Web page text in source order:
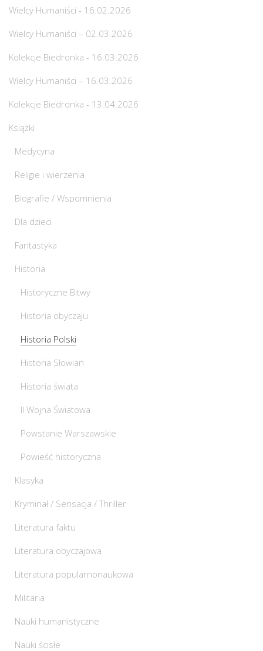
Wielcy Humaniści - 16.02.2026
Wielcy Humaniści – 02.03.2026
Kolekcje Biedronka - 16.03.2026
Wielcy Humaniści – 16.03.2026
Kolekcje Biedronka - 13.04.2026
Książki
Medycyna
Religie i wierzenia
Biografie / Wspomnienia
Dla dzieci
Fantastyka
Historia
Historyczne Bitwy
Historia obyczaju
Historia Polski
Historia Słowian
Historia świata
II Wojna Światowa
Powstanie Warszawskie
Powieść historyczna
Klasyka
Kryminał / Sensacja / Thriller
Literatura faktu
Literatura obyczajowa
Literatura popularnonaukowa
Militaria
Nauki humanistyczne
Nauki ścisłe